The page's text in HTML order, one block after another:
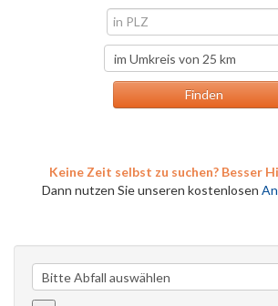
Keine Zeit selbst zu suchen? Besser
Dann nutzen Sie unseren kostenlosen